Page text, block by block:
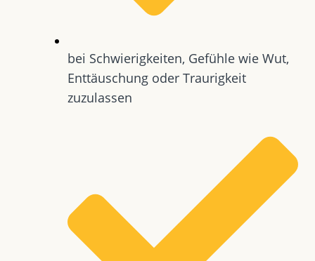
bei Schwierigkeiten, Gefühle wie Wut,
Enttäuschung oder Traurigkeit
zuzulassen